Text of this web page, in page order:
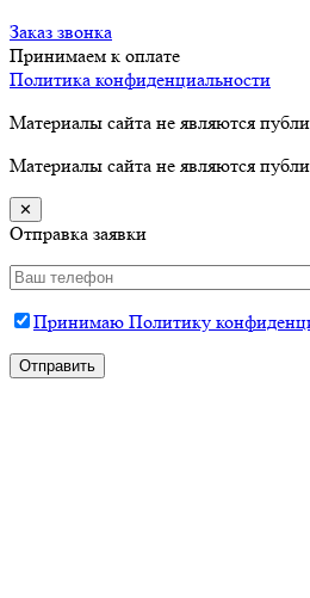
Заказ звонка
Принимаем к оплате
Политика конфиденциальности
Материалы сайта не являются
Материалы сайта не являются
✕
Отправка заявки
Принимаю Политику